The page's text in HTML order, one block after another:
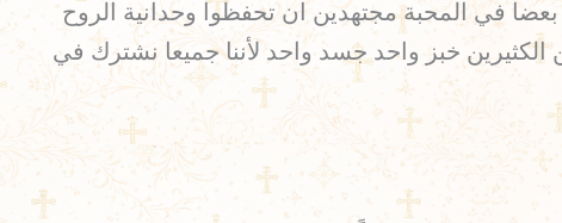
في المحبة مجتهدين ان تحفظوا وحدانية الروح
ايضا في رجاء دعوتكم الواحد) (اف4: 2-4). وايضا: ( فإننا نحن الكثيرين خبز واحد جسد واحد لأننا جميعا نشترك في